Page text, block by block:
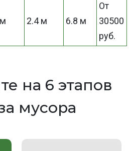
2.4 м 6.8 м
От
30500
руб.
на 6 этапов
мусора